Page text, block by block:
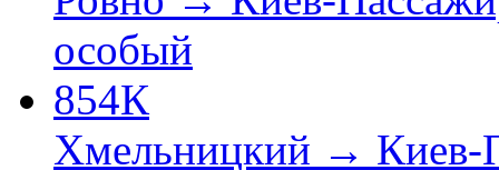
особый
854К
Хмельницкий → Киев-